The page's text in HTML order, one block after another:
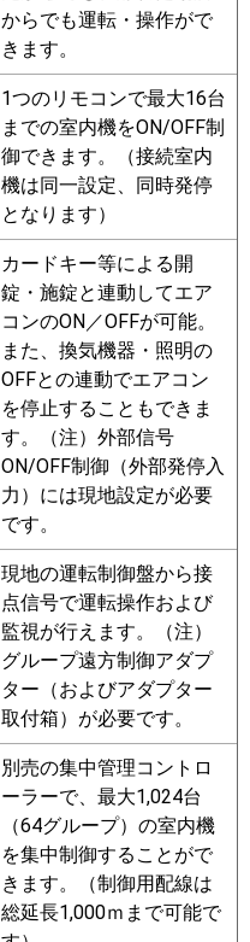
からでも運転・操作がで
きます。
1つのリモコンで最大16台
までの室内機をON/OFF制
御できます。（接続室内
機は同一設定、同時発停
となります）
カードキー等による開
錠・施錠と連動してエア
コンのON／OFFが可能。
また、換気機器・照明の
OFFとの連動でエアコン
を停止することもできま
す。（注）外部信号
ON/OFF制御（外部発停入
力）には現地設定が必要
です。
現地の運転制御盤から接
点信号で運転操作および
監視が行えます。（注）
グループ遠方制御アダプ
ター（およびアダプター
取付箱）が必要です。
別売の集中管理コントロ
ーラーで、最大1,024台
（64グループ）の室内機
を集中制御することがで
きます。（制御用配線は
総延長1,000ｍまで可能で